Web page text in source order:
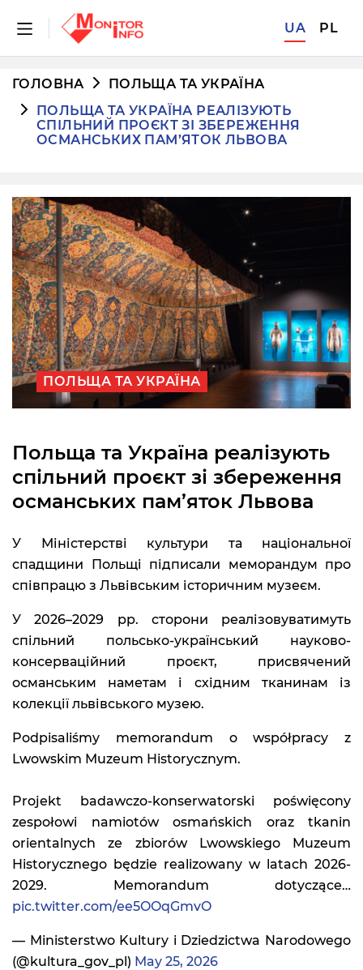
UA PL
ГОЛОВНА
ПОЛЬЩА ТА УКРАЇНА
ПОЛЬЩА ТА УКРАЇНА РЕАЛІЗУЮТЬ
СПІЛЬНИЙ ПРОЄКТ ЗІ ЗБЕРЕЖЕННЯ
ОСМАНСЬКИХ ПАМ’ЯТОК ЛЬВОВА
ПОЛЬЩА ТА УКРАЇНА
Польща та Україна реалізують
спільний проєкт зі збереження
османських пам’яток Львова
У Міністерстві культури та національної
спадщини Польщі підписали меморандум про
співпрацю з Львівським історичним музеєм.
У 2026–2029 рр. сторони реалізовуватимуть
спільний польсько-український науково-
консерваційний проєкт, присвячений
османським наметам і східним тканинам із
колекції львівського музею.
Podpisaliśmy memorandum o współpracy z
Lwowskim Muzeum Historycznym.
Projekt badawczo-konserwatorski poświęcony
zespołowi namiotów osmańskich oraz tkanin
orientalnych ze zbiorów Lwowskiego Muzeum
Historycznego będzie realizowany w latach 2026-
2029. Memorandum dotyczące…
pic.twitter.com/ee5OOqGmvO
— Ministerstwo Kultury i Dziedzictwa Narodowego
(@kultura_gov_pl) May 25, 2026